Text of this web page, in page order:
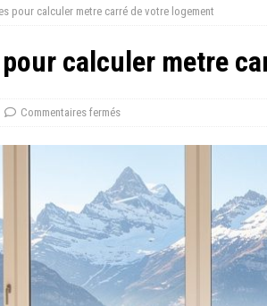
pour calculer metre carré de votre logement
calculer metre
Commentaires fermés